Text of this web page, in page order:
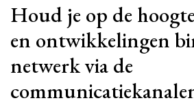
Houd je op de
en ontwikkelingen
netwerk via de